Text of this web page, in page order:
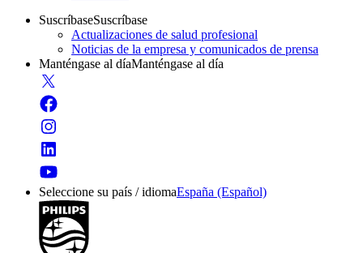
SuscríbaseSuscríbase
Actualizaciones de salud profesional
Noticias de la empresa y comunicados de prensa
Manténgase al díaManténgase al día
Seleccione su país / idiomaEspaña (Español)